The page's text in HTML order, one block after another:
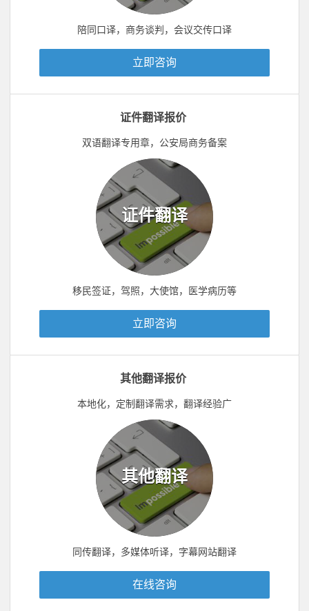
陪同口译，商务谈判，会议交传口译
立即咨询
证件翻译报价
双语翻译专用章，公安局商务备案
证件翻译
移民签证，驾照，大使馆，医学病历等
立即咨询
其他翻译报价
本地化，定制翻译需求，翻译经验广
其他翻译
同传翻译，多媒体听译，字幕网站翻译
在线咨询